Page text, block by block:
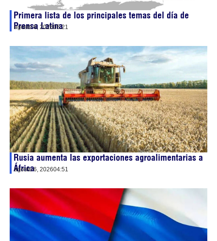
Primera lista de los principales temas del día de
Prensa Latina
agosto 6, 202605:21
Rusia aumenta las exportaciones agroalimentarias a
África
agosto 6, 202604:51